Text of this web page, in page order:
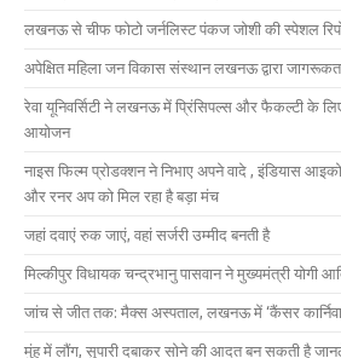
लखनऊ से चीफ फोटो जर्नलिस्ट पंकज जोशी की स्पेशल
अपेक्षित महिला जन विकास संस्थान लखनऊ द्वारा
रेवा यूनिवर्सिटी ने लखनऊ में प्रिंसिपल्स और फैकल्टी के
आयोजन
नाइस फिल्म प्रोडक्शन ने निभाए अपने वादे , इंडियास
और रनर अप को मिल रहा है बड़ा मंच
जहां दवाएं रुक जाएं, वहां सर्जरी उम्मीद बनती है
मिल्कीपुर विधायक चन्द्रभानु पासवान ने मुख्यमंत्री योगी
जांच से जीत तक: मैक्स अस्पताल, लखनऊ में ‘कैंसर
मुंह में लौंग, सुपारी दबाकर सोने की आदत बन सकती है